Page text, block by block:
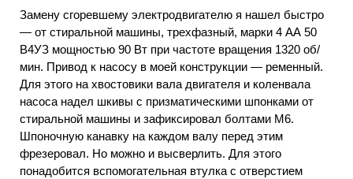
Замену сгоревшему электродвигателю я нашел быстро
— от стиральной машины, трехфазный, марки 4 АА 50
В4УЗ мощностью 90 Вт при частоте вращения 1320 об/
мин. Привод к насосу в моей конструкции — ременный.
Для этого на хвостовики вала двигателя и коленвала
насоса надел шкивы с призматическими шпонками от
стиральной машины и зафиксировал болтами М6.
Шпоночную канавку на каждом валу перед этим
фрезеровал. Но можно и высверлить. Для этого
понадобится вспомогательная втулка с отверстием